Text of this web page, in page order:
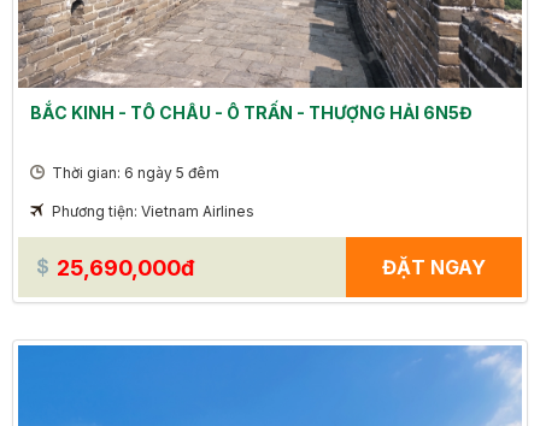
BẮC KINH - TÔ CHÂU - Ô TRẤN - THƯỢNG HẢI 6N5Đ
Thời gian: 6 ngày 5 đêm
Phương tiện: Vietnam Airlines
25,690,000đ ĐẶT NGAY